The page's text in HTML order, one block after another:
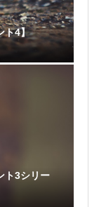
ト4】
ト3シリー